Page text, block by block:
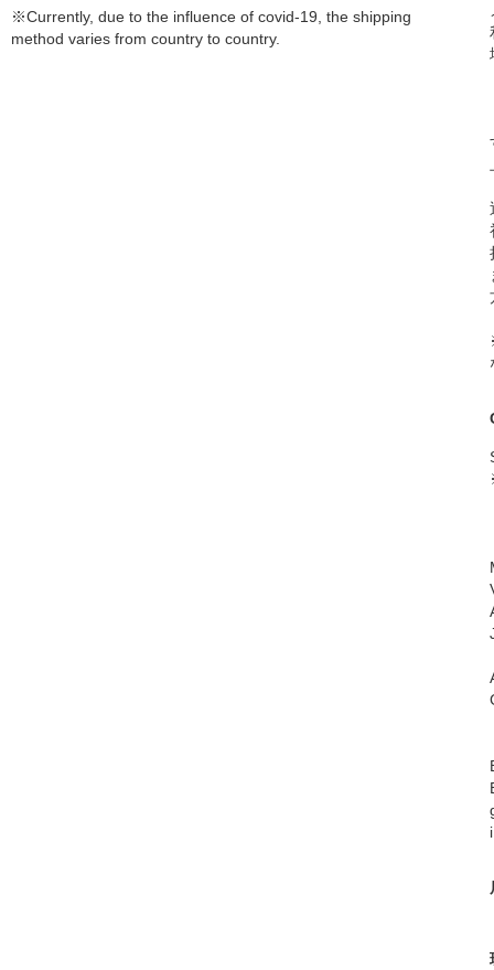
※Currently, due to the influence of covid-19, the shipping
method varies from country to country.